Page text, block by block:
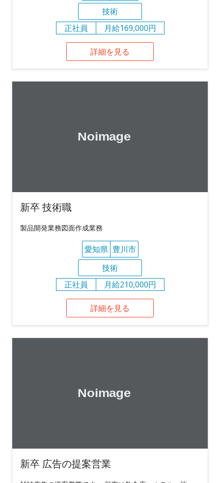
技術
正社員
月給169,000円
詳細を見る
新卒 技術職
製品開発業務図面作成業務
愛知県 豊川市
技術
正社員
月給210,000円
詳細を見る
新卒 広告の提案営業